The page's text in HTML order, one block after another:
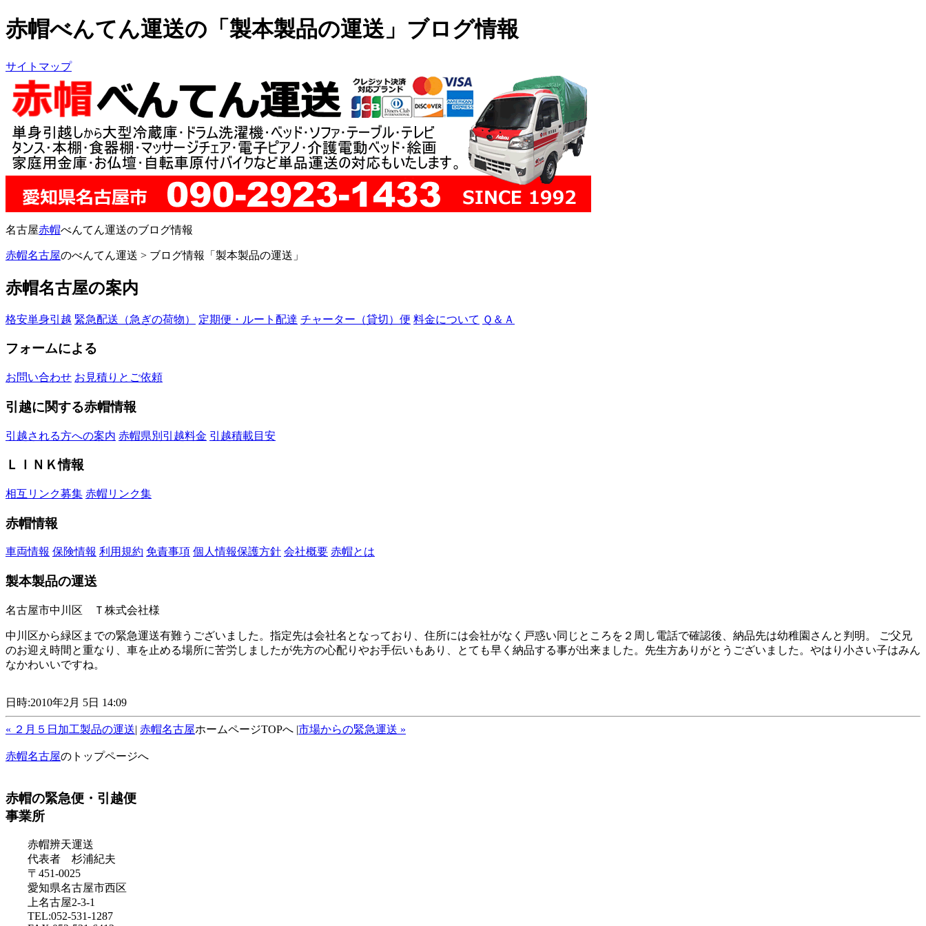
赤帽べんてん運送の「製本製品の運送」ブログ情報
サイトマップ
名古屋赤帽べんてん運送のブログ情報
赤帽名古屋のべんてん運送 > ブログ情報「製本製品の運送」
赤帽名古屋の案内
格安単身引越 緊急配送（急ぎの荷物） 定期便・ルート配達 チャーター（貸切）便 料金について Ｑ＆Ａ
フォームによる
お問い合わせ お見積りとご依頼
引越に関する赤帽情報
引越される方への案内 赤帽県別引越料金 引越積載目安
ＬＩＮＫ情報
相互リンク募集 赤帽リンク集
赤帽情報
車両情報 保険情報 利用規約 免責事項 個人情報保護方針 会社概要 赤帽とは
製本製品の運送
名古屋市中川区 Ｔ株式会社様
中川区から緑区までの緊急運送有難うございました。指定先は会社名となっており、住所には会社がなく戸惑い同じところを２周し電話で確認後、納品先は幼稚園さんと判明。 ご父兄
のお迎え時間と重なり、車を止める場所に苦労しましたが先方の心配りやお手伝いもあり、とても早く納品する事が出来ました。先生方ありがとうございました。やはり小さい子はみん
なかわいいですね。
日時:2010年2月 5日 14:09
« ２月５日加工製品の運送| 赤帽名古屋ホームページTOPへ |市場からの緊急運送 »
赤帽名古屋のトップページへ
赤帽の緊急便・引越便
事業所
赤帽辨天運送
代表者 杉浦紀夫
〒451-0025
愛知県名古屋市西区
上名古屋2-3-1
TEL:052-531-1287